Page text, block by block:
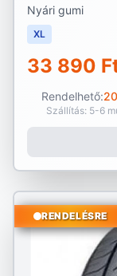
Nyári gumi
XL
33 890
Rendelhető:
Szállítás: 5-6
RENDELÉSRE